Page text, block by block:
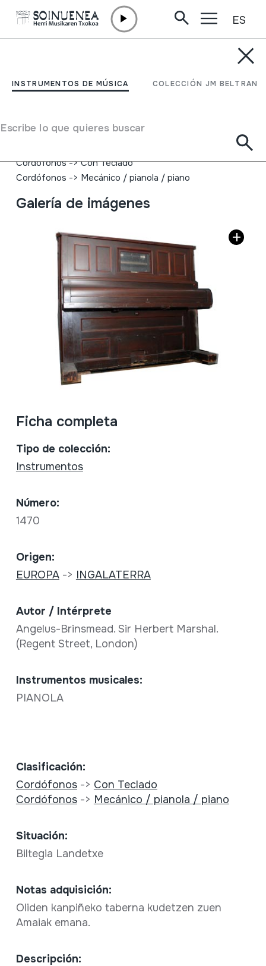
INSTRUMENTOS DE MÚSICA COLECCIÓN JM BELTRAN
Escribe lo que quieres buscar
ES
PIANOLA
Angelus-Brinsmead. Sir Herbert Marshal. (Regent
Cordófonos->Con Teclado
Cordófonos -> Mecánico / pianola / piano
Galería de imágenes
Ficha completa
Tipo de colección:
Instrumentos
Número:
1470
Origen:
EUROPA-> INGALATERRA
Autor / Intérprete
Angelus-Brinsmead. Sir Herbert Marshal.
(Regent Street, London)
Instrumentos musicales:
PIANOLA
Clasificación:
Cordófonos-> Con Teclado
Cordófonos-> Mecánico / pianola / piano
Situación:
Biltegia Landetxe
Notas adquisición:
Oliden kanpiñeko taberna kudetzen zuen
Amaiak emana.
Descripción: